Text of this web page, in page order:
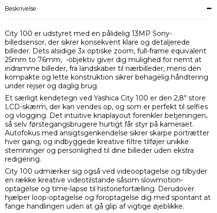
Beskrivelse
City 100 er udstyret med en pålidelig 13MP Sony-
billedsensor, der sikrer konsekvent klare og detaljerede
billeder. Dets alsidige 3x optiske zoom, full-frame equivalent
25mm to 76mm, -objektiv giver dig mulighed for nemt at
indramme billeder, fra landskaber til nærbilleder, mens den
kompakte og lette konstruktion sikrer behagelig håndtering
under rejser og daglig brug.
Et særligt kendetegn ved Yashica City 100 er den 2,8" store
LCD-skærm, der kan vendes op, og som er perfekt til selfies
og vlogging. Det intuitive knaplayout forenkler betjeningen,
så selv førstegangsbrugere hurtigt får styr på kameraet.
Autofokus med ansigtsgenkendelse sikrer skarpe portrætter
hver gang, og indbyggede kreative filtre tilføjer unikke
stemninger og personlighed til dine billeder uden ekstra
redigering.
City 100 udmærker sig også ved videooptagelse og tilbyder
en række kreative videotilstande såsom slowmotion-
optagelse og time-lapse til historiefortælling. Derudover
hjælper loop-optagelse og foroptagelse dig med spontant at
fange handlingen uden at gå glip af vigtige øjeblikke.